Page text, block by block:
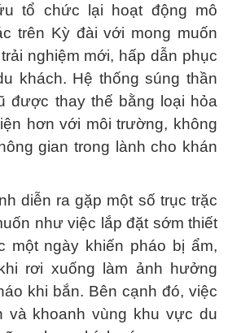
tổ chức lại hoạt động mô
trên Kỳ đài với mong muốn
nghiệm mới, hấp dẫn phục
khách. Hệ thống súng thần
được thay thế bằng loại hỏa
hơn với môi trường, không
gian trong lành cho khán
diễn ra gặp một số trục trặc
như việc lắp đặt sớm thiết
một ngày khiến pháo bị ẩm,
rơi xuống làm ảnh hưởng
khi bắn. Bên cạnh đó, việc
và khoanh vùng khu vực du